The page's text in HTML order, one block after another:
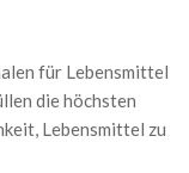
für Lebensmittel
die höchsten
Lebensmittel zu